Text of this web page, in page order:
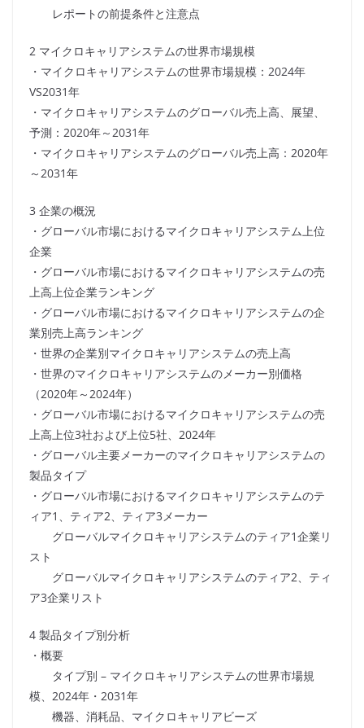
レポートの前提条件と注意点
2 マイクロキャリアシステムの世界市場規模
・マイクロキャリアシステムの世界市場規模：2024年
VS2031年
・マイクロキャリアシステムのグローバル売上高、展望、
予測：2020年～2031年
・マイクロキャリアシステムのグローバル売上高：2020年
～2031年
3 企業の概況
・グローバル市場におけるマイクロキャリアシステム上位
企業
・グローバル市場におけるマイクロキャリアシステムの売
上高上位企業ランキング
・グローバル市場におけるマイクロキャリアシステムの企
業別売上高ランキング
・世界の企業別マイクロキャリアシステムの売上高
・世界のマイクロキャリアシステムのメーカー別価格
（2020年～2024年）
・グローバル市場におけるマイクロキャリアシステムの売
上高上位3社および上位5社、2024年
・グローバル主要メーカーのマイクロキャリアシステムの
製品タイプ
・グローバル市場におけるマイクロキャリアシステムのテ
ィア1、ティア2、ティア3メーカー
グローバルマイクロキャリアシステムのティア1企業リ
スト
グローバルマイクロキャリアシステムのティア2、ティ
ア3企業リスト
4 製品タイプ別分析
・概要
タイプ別 – マイクロキャリアシステムの世界市場規
模、2024年・2031年
機器、消耗品、マイクロキャリアビーズ